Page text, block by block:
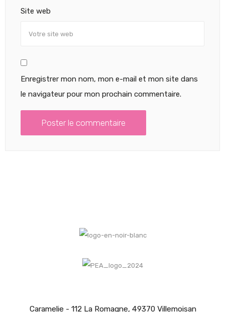
Site web
Enregistrer mon nom, mon e-mail et mon site dans
le navigateur pour mon prochain commentaire.
Caramelie - 112 La Romagne, 49370 Villemoisan